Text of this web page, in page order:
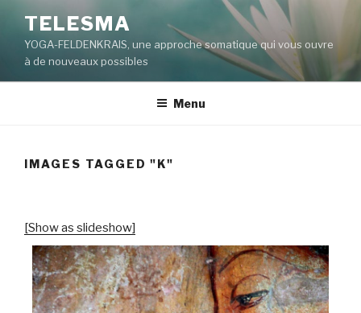
contenu
principal
TELESMA
YOGA-FELDENKRAIS, une approche somatique qui vous ouvre
à de nouveaux possibles
Menu
IMAGES TAGGED "K"
[Show as slideshow]